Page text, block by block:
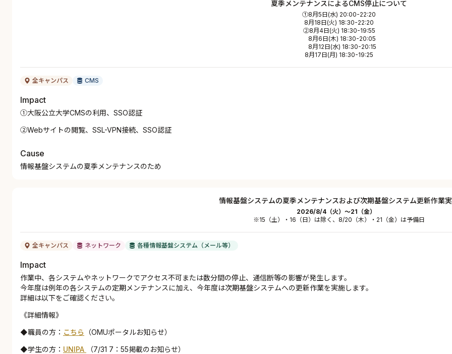
夏季メンテナンスによるCMS停止について
①8月5日(水) 20:00-22:20
8月18日(火) 18:30-22:20
②8月4日(火) 18:30-19:55
8月6日(木) 18:30-20:05
8月12日(水) 18:30-20:15
8月17日(月) 18:30-19:25
全キャンパス CMS
Impact
①大阪公立大学CMSの利用、SSO認証
②Webサイトの閲覧、SSL-VPN接続、SSO認証
Cause
情報基盤システムの夏季メンテナンスのため
情報基盤システムの夏季メンテナンスおよび次期基盤システム更新作業
2026/8/4（火）～21（金）
※15（土）・16（日）は除く、8/20（木）・21（金）は予備日
全キャンパス ネットワーク 各種情報基盤システム（メール等）
Impact
作業中、各システムやネットワークでアクセス不可または数分間の停止、通信断等の影響が発生します。
今年度は例年の各システムの定期メンテナンスに加え、今年度は次期基盤システムへの更新作業を実施します。
詳細は以下をご確認ください。
《詳細情報》
◆職員の方： こちら
（OMUポータルお知らせ）
◆学生の方： UNIPA （7/31 7：55掲載のお知らせ）